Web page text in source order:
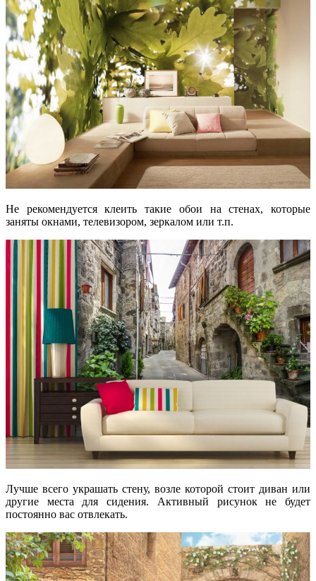
Не рекомендуется клеить такие обои на стенах, которые
заняты окнами, телевизором, зеркалом или т.п.
Лучше всего украшать стену, возле которой стоит диван или
другие места для сидения. Активный рисунок не будет
постоянно вас отвлекать.